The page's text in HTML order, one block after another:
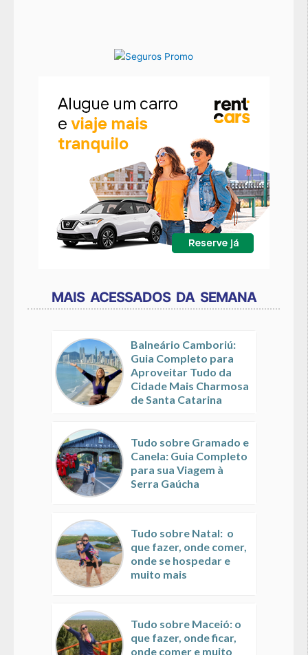
MAIS ACESSADOS DA SEMANA
Balneário Camboriú:
Guia Completo para
Aproveitar Tudo da
Cidade Mais Charmosa
de Santa Catarina
Tudo sobre Gramado e
Canela: Guia Completo
para sua Viagem à
Serra Gaúcha
Tudo sobre Natal: o
que fazer, onde comer,
onde se hospedar e
muito mais
Tudo sobre Maceió: o
que fazer, onde ficar,
onde comer e muito